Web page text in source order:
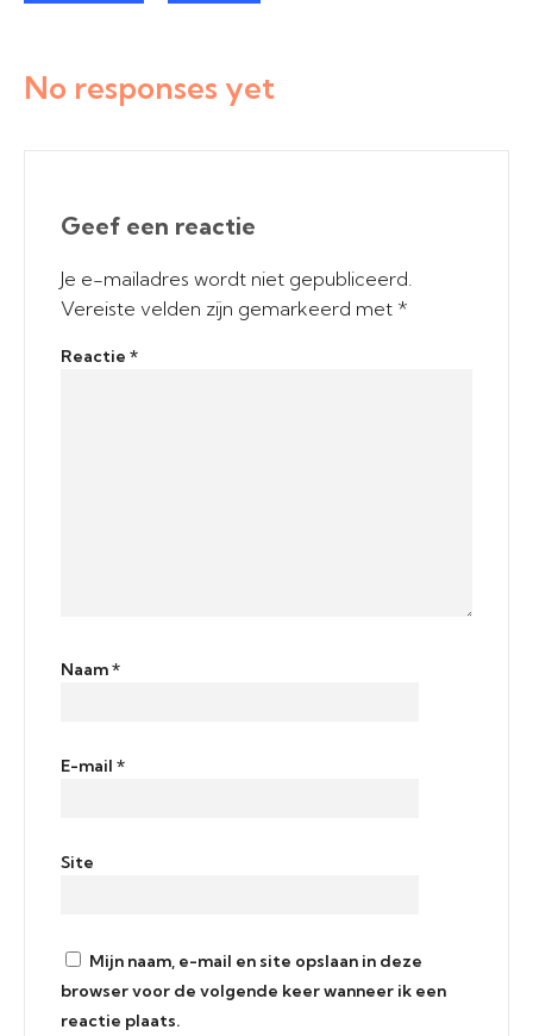
No responses yet
Geef een reactie
Je e-mailadres wordt niet gepubliceerd.
Vereiste velden zijn gemarkeerd met *
Reactie *
Naam*
E-mail *
Site
Mijn naam, e-mail en site opslaan in deze
browser voor de volgende keer wanneer ik een
reactie plaats.